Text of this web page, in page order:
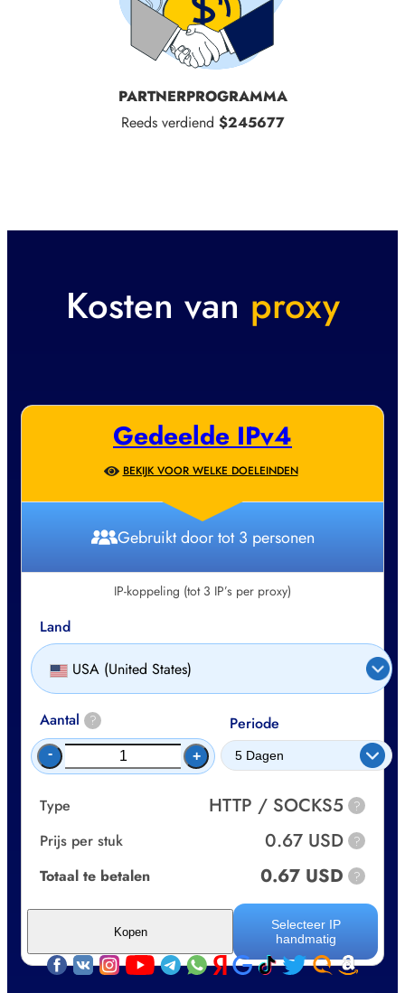
PARTNERPROGRAMMA
Reeds verdiend $245677
Kosten van proxy
Gedeelde IPv4
BEKIJK VOOR WELKE DOELEINDEN
Gebruikt door tot 3 personen
IP-koppeling (tot 3 IP’s per proxy)
Land
USA (United States)
Aantal ?
- +
Periode
Type HTTP / SOCKS5 ?
Prijs per stuk 0.67 USD ?
Totaal te betalen 0.67 USD ?
Selecteer IP
handmatig
Kopen